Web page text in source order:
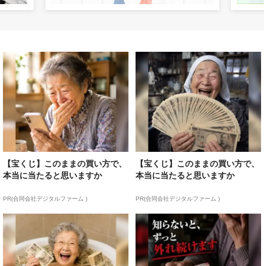
【宝くじ】このままの買い方で、
本当に当たると思いますか
PR(合同会社デジタルファーム )
【宝くじ】このままの買い方で、
本当に当たると思いますか
PR(合同会社デジタルファーム )